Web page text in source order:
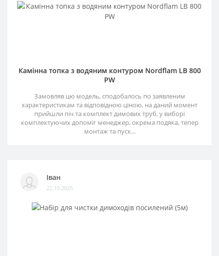
Камінна топка з водяним контуром Nordflam LB 800
PW
Замовляв цю модель, сподобалось по заявленим
характеристикам та відповідною ціною, на даний момент
прийшли піч та комплект димових труб, у виборі
комплектуючих допоміг менеджер, окрема подяка, тепер
монтаж та пуск...
Іван
22.10.2025